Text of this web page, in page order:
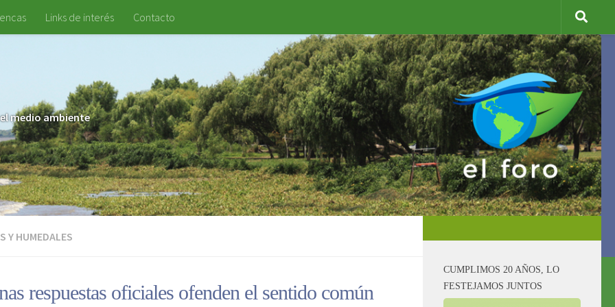
Links de interés Contacto
medio ambiente
Y HUMEDALES
respuestas oficiales ofenden el sentido común
CUMPLIMOS 20 AÑOS, LO
FESTEJAMOS JUNTOS